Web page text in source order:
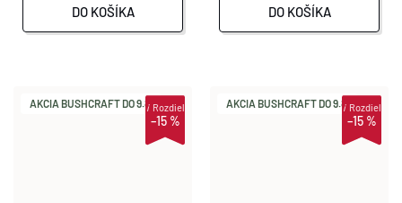
DO KOŠÍKA DO KOŠÍKA
AKCIA BUSHCRAFT DO 9.8.
–15 %
iRozdiel AKCIA BUSHCRAFT DO 9.8.
–15 %
iRozdiel